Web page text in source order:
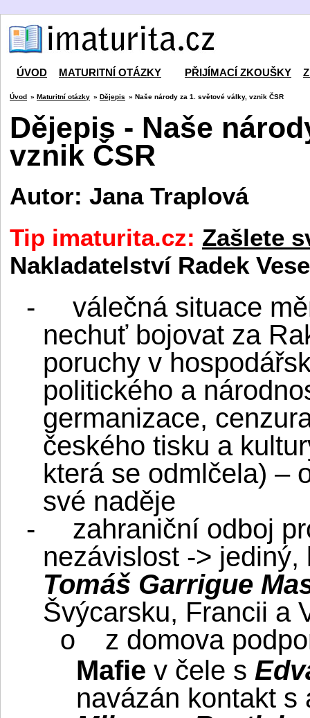
ÚVOD MATURITNÍ OTÁZKY PŘIJÍMACÍ ZKOUŠKY
Úvod » Maturitní otázky » Dějepis » Naše národy za 1. světové války, vznik ČSR
Dějepis - Naše
vznik ČSR
Autor: Jana Traplová
Tip imaturita.cz: Zašlete
Nakladatelství Radek
-
válečná situace
nechuť bojovat za
poruchy v
politického a
germanizace,
českého tisku a
která se odmlčela) –
své naděje
-
zahraniční odboj
nezávislost ->
Tomáš Garrigue
Švýcarsku, Francii a
o
z domova
Mafie v čele s
navázán kontakt s